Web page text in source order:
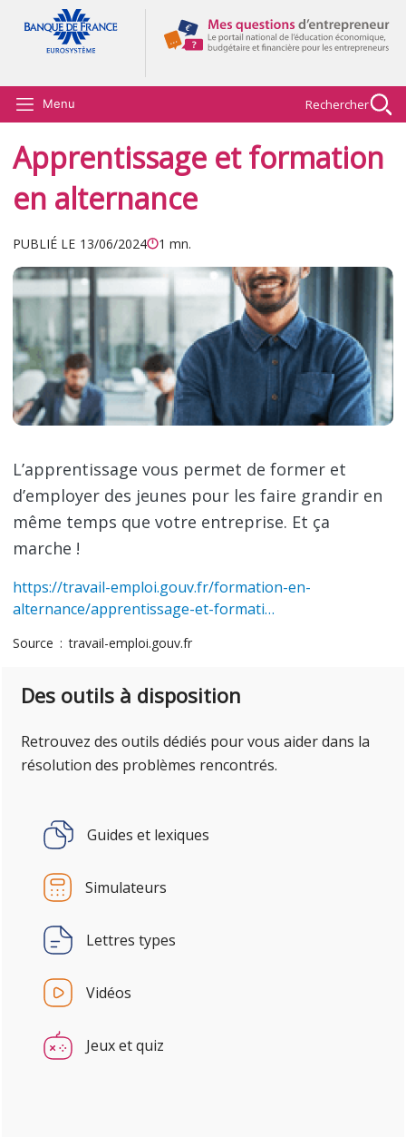
Aller au contenu principal
Menu Rechercher
Apprentissage et formation
en alternance
PUBLIÉ LE 13/06/2024 1 mn.
L’apprentissage vous permet de former et
d’employer des jeunes pour les faire grandir en
même temps que votre entreprise. Et ça
marche !
https://travail-emploi.gouv.fr/formation-en-
alternance/apprentissage-et-formati…
Source travail-emploi.gouv.fr
Des outils à disposition
Retrouvez des outils dédiés pour vous aider dans la
résolution des problèmes rencontrés.
Guides et lexiques
Simulateurs
Lettres types
Vidéos
Jeux et quiz